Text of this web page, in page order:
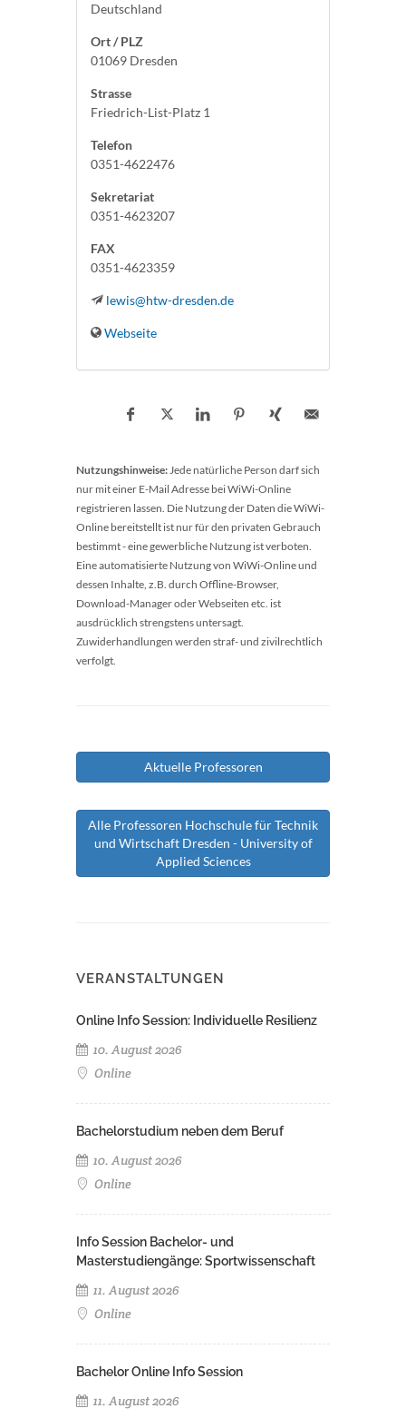
Deutschland
Ort / PLZ
01069 Dresden
Strasse
Friedrich-List-Platz 1
Telefon
0351-4622476
Sekretariat
0351-4623207
FAX
0351-4623359
lewis@htw-dresden.de
Webseite
Nutzungshinweise:Jede natürliche Person darf sich
nur mit einer E-Mail Adresse bei WiWi-Online
registrieren lassen. Die Nutzung der Daten die WiWi-
Online bereitstellt ist nur für den privaten Gebrauch
bestimmt - eine gewerbliche Nutzung ist verboten.
Eine automatisierte Nutzung von WiWi-Online und
dessen Inhalte, z.B. durch Offline-Browser,
Download-Manager oder Webseiten etc. ist
ausdrücklich strengstens untersagt.
Zuwiderhandlungen werden straf- und zivilrechtlich
verfolgt.
Aktuelle Professoren
Alle Professoren Hochschule für Technik
und Wirtschaft Dresden - University of
Applied Sciences
VERANSTALTUNGEN
Online Info Session: Individuelle Resilienz
10. August 2026
Online
Bachelorstudium neben dem Beruf
10. August 2026
Online
Info Session Bachelor- und
Masterstudiengänge: Sportwissenschaft
11. August 2026
Online
Bachelor Online Info Session
11. August 2026